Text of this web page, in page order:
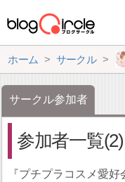
ホーム サークル
サークル参加者
参加者一覧(2)
『プチプラコスメ愛